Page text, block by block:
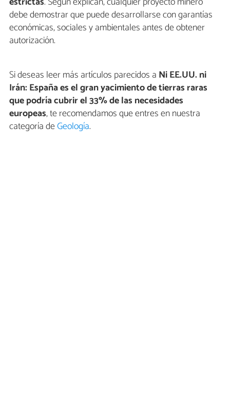
debe demostrar que puede desarrollarse con garantías
económicas, sociales y ambientales antes de obtener
autorización.
Si deseas leer más artículos parecidos a Ni EE.UU. ni
Irán: España es el gran yacimiento de tierras raras
que podría cubrir el 33% de las necesidades
europeas, te recomendamos que entres en nuestra
categoría deGeología.